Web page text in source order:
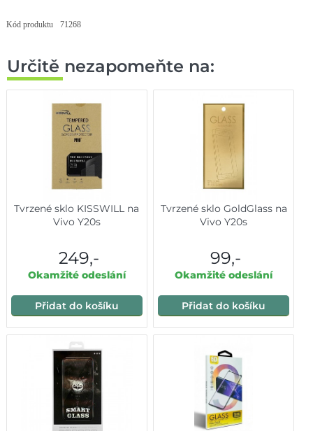
Kód produktu 71268
Určitě nezapomeňte na:
Tvrzené sklo KISSWILL na
Vivo Y20s
249,-
Okamžité odeslání
Přidat do košíku
Tvrzené sklo GoldGlass na
Vivo Y20s
99,-
Okamžité odeslání
Přidat do košíku